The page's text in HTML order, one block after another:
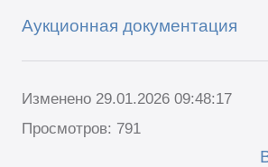
Аукционная документация
Изменено 29.01.2026 09:48:17
Просмотров: 791